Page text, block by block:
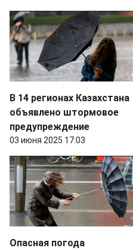
В 14 регионах Казахстана
объявлено штормовое
предупреждение
03 июня 2025 17:03
Опасная погода